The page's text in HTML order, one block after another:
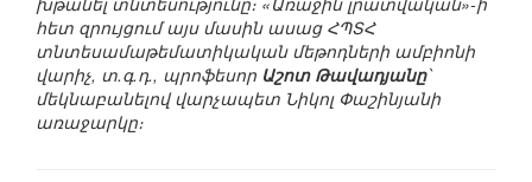
հետ զրույցում այս մասին ասաց ՀՊՏՀ
տնտեսամաթեմատիկական մեթոդների ամբիոնի
վարիչ, տ.գ.դ., պրոֆեսոր Աշոտ Թավադյանը՝
մեկնաբանելով վարչապետ Նիկոլ Փաշինյանի
առաջարկը։